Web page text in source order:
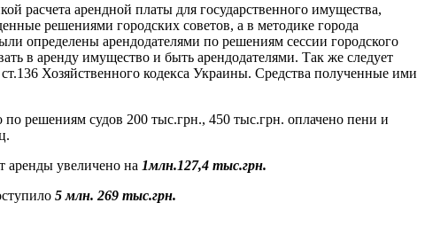
расчета арендной платы для государственного имущества,
решениями городских советов, а в методике города
определены арендодателями по решениям сессии городского
в аренду имущество и быть арендодателями. Так же следует
Хозяйственного кодекса Украины. Средства полученные ими
по решениям судов 200 тыс.грн., 450 тыс.грн. оплачено пени и
аренды увеличено на 1млн.127,4 тыс.грн.
5 млн. 269 тыс.грн.